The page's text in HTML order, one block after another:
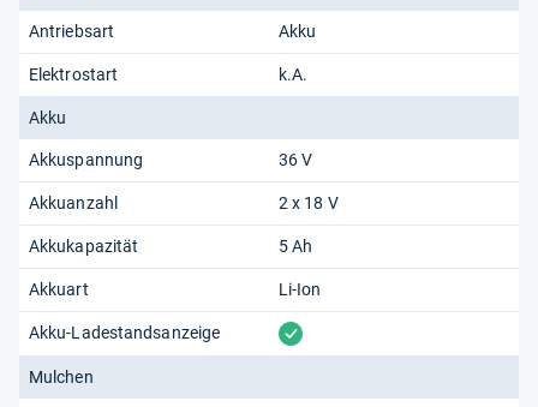
Antriebsart Akku
Elektrostart k.A.
Akku
Akkuspannung 36 V
Akkuanzahl 2 x 18 V
Akkukapazität 5 Ah
Akkuart Li-Ion
Akku-Ladestandsanzeige vorhanden
Mulchen